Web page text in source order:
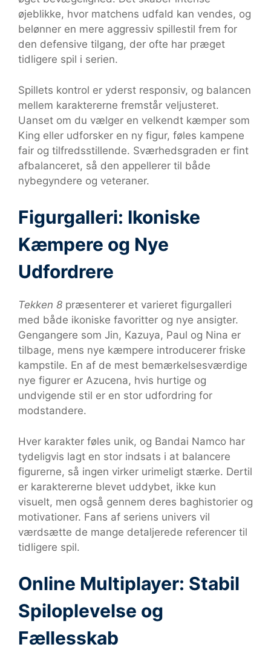
øjeblikke, hvor matchens udfald kan vendes, og
belønner en mere aggressiv spillestil frem for
den defensive tilgang, der ofte har præget
tidligere spil i serien.
Spillets kontrol er yderst responsiv, og balancen
mellem karaktererne fremstår veljusteret.
Uanset om du vælger en velkendt kæmper som
King eller udforsker en ny figur, føles kampene
fair og tilfredsstillende. Sværhedsgraden er fint
afbalanceret, så den appellerer til både
nybegyndere og veteraner.
Figurgalleri: Ikoniske
Kæmpere og Nye
Udfordrere
Tekken 8 præsenterer et varieret figurgalleri
med både ikoniske favoritter og nye ansigter.
Gengangere som Jin, Kazuya, Paul og Nina er
tilbage, mens nye kæmpere introducerer friske
kampstile. En af de mest bemærkelsesværdige
nye figurer er Azucena, hvis hurtige og
undvigende stil er en stor udfordring for
modstandere.
Hver karakter føles unik, og Bandai Namco har
tydeligvis lagt en stor indsats i at balancere
figurerne, så ingen virker urimeligt stærke. Dertil
er karaktererne blevet uddybet, ikke kun
visuelt, men også gennem deres baghistorier og
motivationer. Fans af seriens univers vil
værdsætte de mange detaljerede referencer til
tidligere spil.
Online Multiplayer: Stabil
Spiloplevelse og
Fællesskab